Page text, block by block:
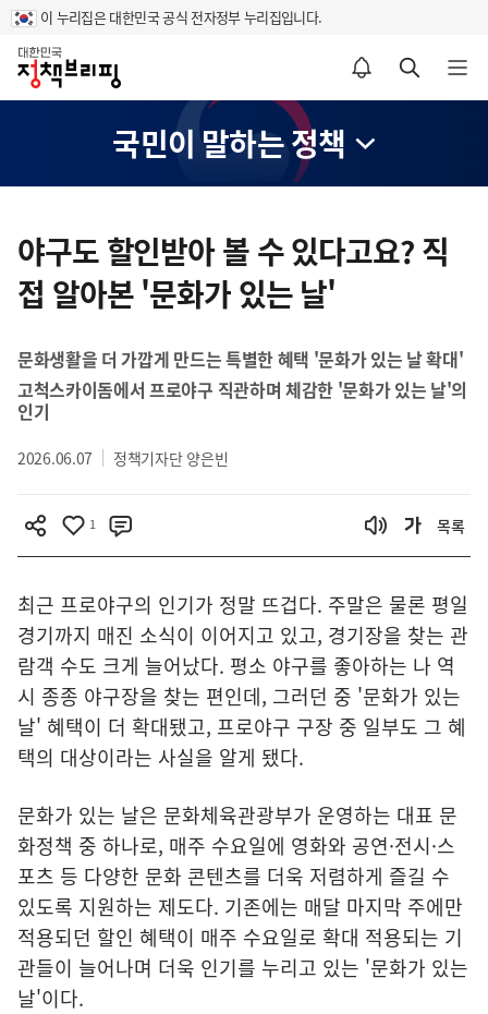
이 누리집은 대한민국 공식 전자정부 누리집입니다.
홈
알림설정 바로가기 검색 바로가기 메뉴 열기
국민이 말하는 정책
텐
츠
영
야구도 할인받아 볼 수 있다고요? 직
접 알아본 '문화가 있는 날'
문화생활을 더 가깝게 만드는 특별한 혜택 '문화가 있는 날 확대'
고척스카이돔에서 프로야구 직관하며 체감한 '문화가 있는 날'의
인기
2026.06.07 정책기자단 양은빈
1 목록
최근 프로야구의 인기가 정말 뜨겁다. 주말은 물론 평일
경기까지 매진 소식이 이어지고 있고, 경기장을 찾는 관
람객 수도 크게 늘어났다. 평소 야구를 좋아하는 나 역
시 종종 야구장을 찾는 편인데, 그러던 중 '문화가 있는
날' 혜택이 더 확대됐고, 프로야구 구장 중 일부도 그 혜
택의 대상이라는 사실을 알게 됐다.
문화가 있는 날은 문화체육관광부가 운영하는 대표 문
화정책 중 하나로, 매주 수요일에 영화와 공연·전시·스
포츠 등 다양한 문화 콘텐츠를 더욱 저렴하게 즐길 수
있도록 지원하는 제도다. 기존에는 매달 마지막 주에만
적용되던 할인 혜택이 매주 수요일로 확대 적용되는 기
관들이 늘어나며 더욱 인기를 누리고 있는 '문화가 있는
날'이다.